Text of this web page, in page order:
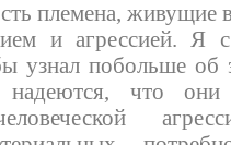
племена, живущие
и агрессией. Я
узнал побольше об
что они